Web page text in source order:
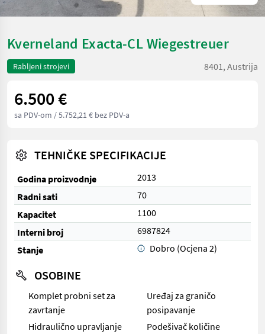
Kverneland Exacta-CL Wiegestreuer
Rabljeni strojevi 8401, Austrija
6.500 €
sa PDV-om / 5.752,21 € bez PDV-a
TEHNIČKE SPECIFIKACIJE
Godina proizvodnje
2013
Radni sati
70
Kapacitet
1100
Interni broj
6987824
Stanje
Dobro (Ocjena 2)
OSOBINE
Komplet probni set za
zavrtanje
Uređaj za graničo
posipavanje
Hidraulično upravljanje
Podešivač količine